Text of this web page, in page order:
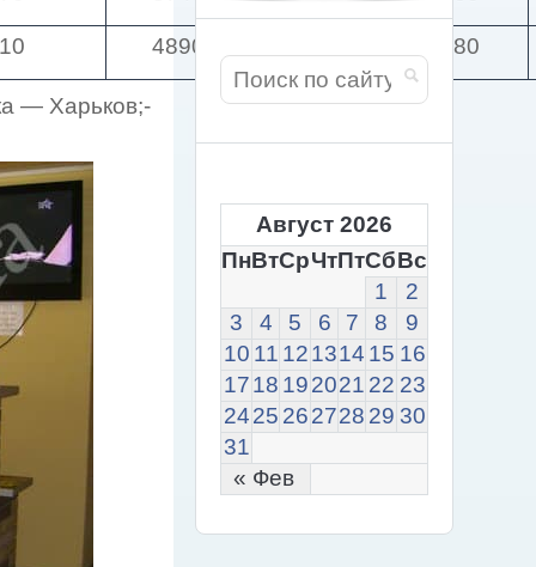
4890 4080
— Харьков;-
Август 2026
ПнВтСрЧтПтСбВс
« Фев
1
2
3
4 5 6 7 8
9
10 11 121314 15 16
1718 192021 22 23
2425 262728 29 30
31